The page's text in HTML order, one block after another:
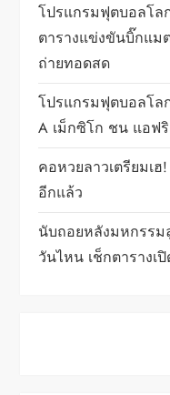
โปรแกรมฟุตบอลโล
ตารางแข่งขันบิ๊กแม
ถ่ายทอดสด
โปรแกรมฟุตบอลโล
A เม็กซิโก ชน แอฟ
คอหวยลาวเตรียมเ
อีกแล้ว
นับถอยหลังมหกรรม
วันไหน เช็กตารางเ